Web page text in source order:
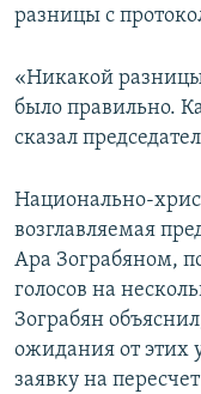
разницы с
«Никакой
было правильно.
сказал
Национально-
возглавляемая
Ара Зограбяном,
голосов на
Зограбян
ожидания от этих
заявку на